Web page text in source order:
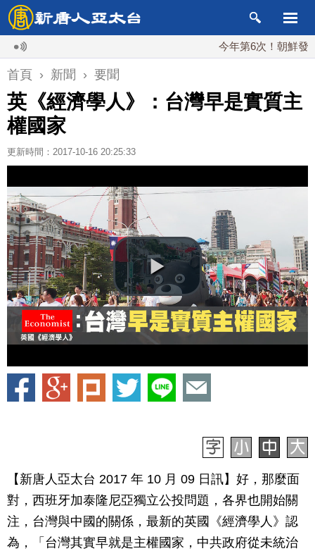
今年第6次！朝鮮發射彈道
首頁 › 新聞 › 要聞
英《經濟學人》：台灣早是實質主
權國家
更新時間：2017-10-16 20:25:33
【新唐人亞太台 2017 年 10 月 09 日訊】好，那麼面
對，西班牙加泰隆尼亞獨立公投問題，各界也開始關
注，台灣與中國的關係，最新的英國《經濟學人》認
為，「台灣其實早就是主權國家，中共政府從未統治